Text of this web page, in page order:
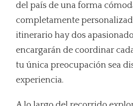
del país de una forma
completamente
itinerario hay dos
encargarán de coordinar
tu única preocupación sea
experiencia.